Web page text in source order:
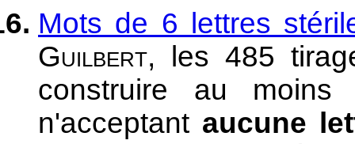
Mots de 6 lettres
Guilbert, les 485
construire au
n'acceptant aucune